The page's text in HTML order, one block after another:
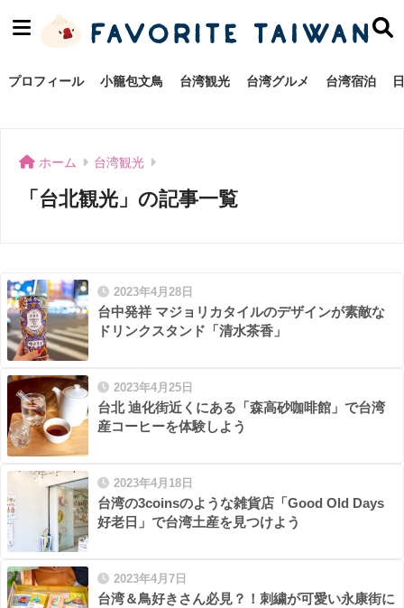
プロフィール 小籠包文鳥 台湾観光 台湾グルメ 台湾宿泊
ホーム 台湾観光
「台北観光」の記事一覧
2023年4月28日
台中発祥 マジョリカタイルのデザインが素敵な
ドリンクスタンド「清水茶香」
2023年4月25日
台北 迪化街近くにある「森高砂咖啡館」で台湾
産コーヒーを体験しよう
2023年4月18日
台湾の3coinsのような雑貨店「Good Old Days
好老日」で台湾土産を見つけよう
2023年4月7日
台湾＆鳥好きさん必見？！刺繍が可愛い永康街に